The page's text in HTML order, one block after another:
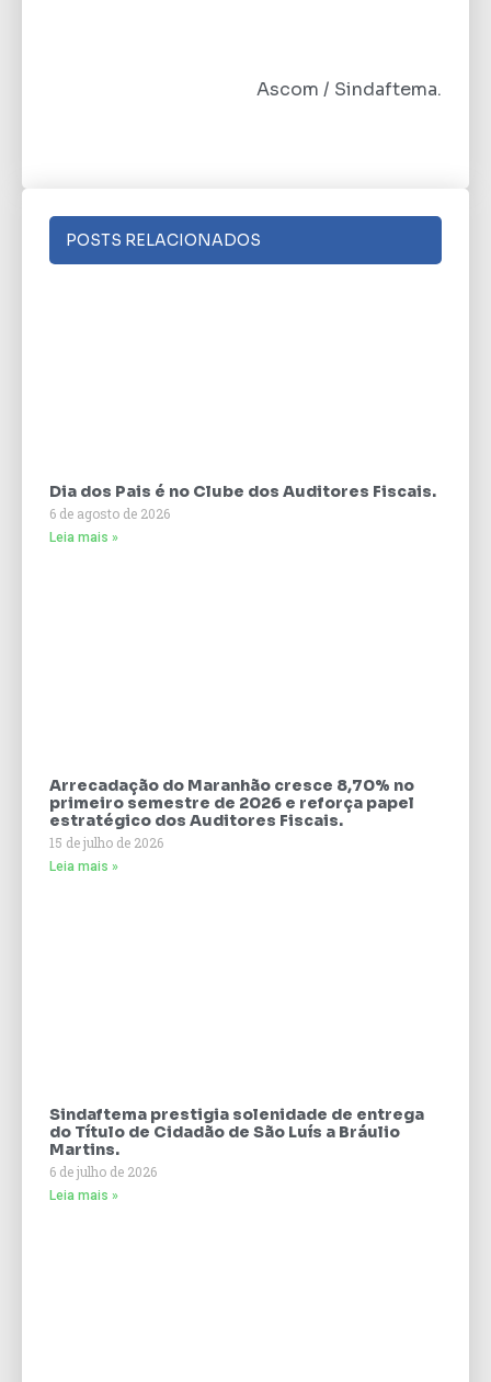
Ascom / Sindaftema.
POSTS RELACIONADOS
Dia dos Pais é no Clube dos Auditores Fiscais.
6 de agosto de 2026
Leia mais »
Arrecadação do Maranhão cresce 8,70% no
primeiro semestre de 2026 e reforça papel
estratégico dos Auditores Fiscais.
15 de julho de 2026
Leia mais »
Sindaftema prestigia solenidade de entrega
do Título de Cidadão de São Luís a Bráulio
Martins.
6 de julho de 2026
Leia mais »